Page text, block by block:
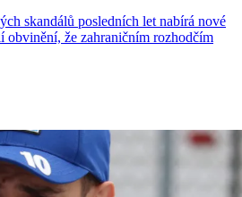
skandálů posledních let nabírá nové
obvinění, že zahraničním rozhodčím